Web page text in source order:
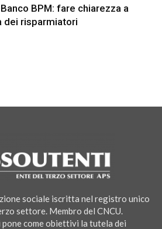
BPM: fare chiarezza a
dei risparmiatori
sociale iscritta nel registro unico
settore. Membro del CNCU.
pone come obiettivi la tutela dei